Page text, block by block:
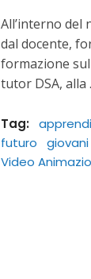
All’interno
dal docente,
formazione
tutor DSA, alla
Tag:
futuro
giovani
Video